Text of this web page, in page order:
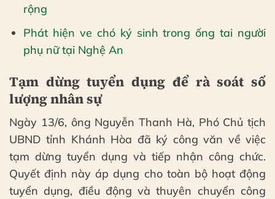
rộng
Phát hiện ve chó ký sinh trong ống tai người
phụ nữ tại Nghệ An
Tạm dừng tuyển dụng để rà soát số
lượng nhân sự
Ngày 13/6, ông Nguyễn Thanh Hà, Phó Chủ tịch
UBND tỉnh Khánh Hòa đã ký công văn về việc
tạm dừng tuyển dụng và tiếp nhận công chức.
Quyết định này áp dụng cho toàn bộ hoạt động
tuyển dụng, điều động và thuyên chuyển công